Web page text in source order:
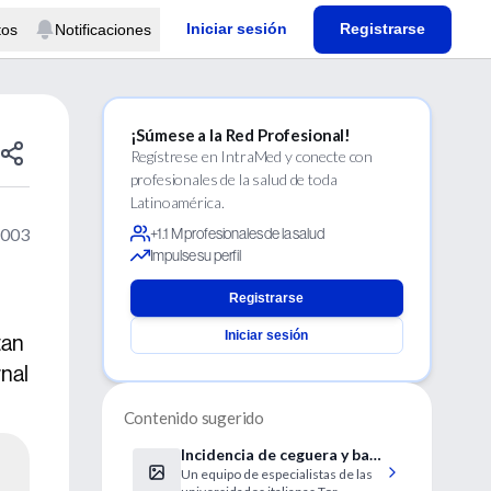
Notificaciones Iniciar sesión Registrarse
¡Súmese a la Red Profesional!
Regístrese en IntraMed y conecte con
profesionales de la salud de toda
Latinoamérica.
+1.1 M profesionales de la salud
Impulse su perfil
Registrarse
Iniciar sesión
Contenido sugerido
Incidencia de ceguera y baja
visión en una población
Un equipo de especialistas de las